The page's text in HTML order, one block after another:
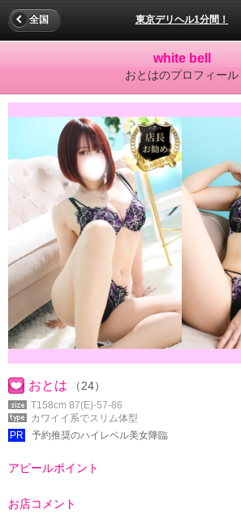
東京デリヘル1分間！
全国
white bell
おとはのプロフィール
おとは （24）
T158cm 87(E)-57-86
カワイイ系でスリム体型
PR
予約推奨のハイレベル美女降臨
アピールポイント
お店コメント